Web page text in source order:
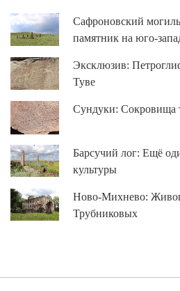
Сафроновский
памятник на юго-
Эксклюзив:
Туве
Сундуки: Сокровища
Барсучий лог: Ещё
культуры
Ново-Михнево:
Трубниковых